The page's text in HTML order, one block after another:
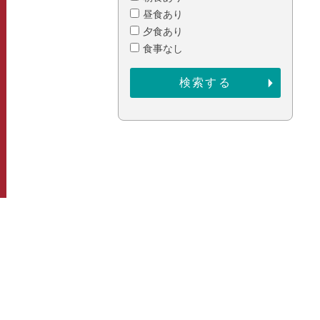
昼食あり
夕食あり
食事なし